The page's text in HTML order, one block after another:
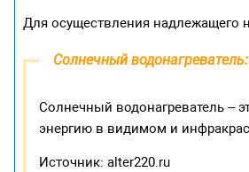
Для осуществления надлежащего
Солнечный
Солнечный водонагреватель –
энергию в видимом и
Источник: alter220.ru